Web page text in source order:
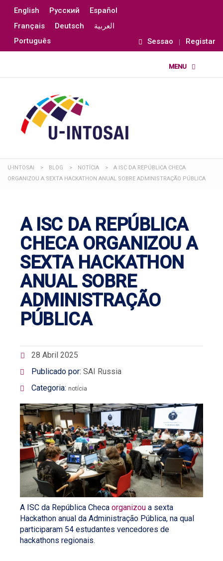
English Русский
Español
Français
Deutsch
العربية
Português
Sessao Registar
U-INTOSAI > BLOG > NOTÍCIA >
A ISC DA REPÚBLICA CHECA
ORGANIZOU A SEXTA HACKATHON ANUAL SOBRE ADMINISTRAÇÃO PÚBLICA
A ISC DA REPÚBLICA
CHECA ORGANIZOU A
SEXTA HACKATHON
ANUAL SOBRE
ADMINISTRAÇÃO
PÚBLICA
28 Abril 2025
Publicado por: SAI Russia
Categoria: notícia
A ISC da República Checa organizou a sexta
Hackathon anual da Administração Pública, na qual
participaram 54 estudantes vencedores de
hackathons regionais.